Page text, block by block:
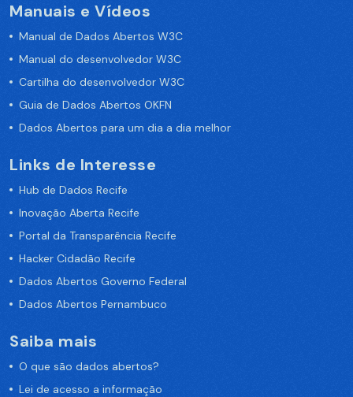
Manuais e Vídeos
Manual de Dados Abertos W3C
Manual do desenvolvedor W3C
Cartilha do desenvolvedor W3C
Guia de Dados Abertos OKFN
Dados Abertos para um dia a dia melhor
Links de Interesse
Hub de Dados Recife
Inovação Aberta Recife
Portal da Transparência Recife
Hacker Cidadão Recife
Dados Abertos Governo Federal
Dados Abertos Pernambuco
Saiba mais
O que são dados abertos?
Lei de acesso a informação